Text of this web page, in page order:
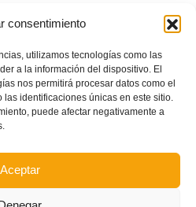
consentimiento
utilizamos tecnologías como las
a la información del dispositivo. El
nos permitirá procesar datos como el
identificaciones únicas en este sitio.
puede afectar negativamente a
Aceptar